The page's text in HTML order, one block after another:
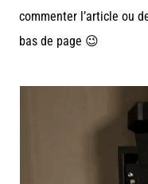
commenter l’article ou
bas de page 😉